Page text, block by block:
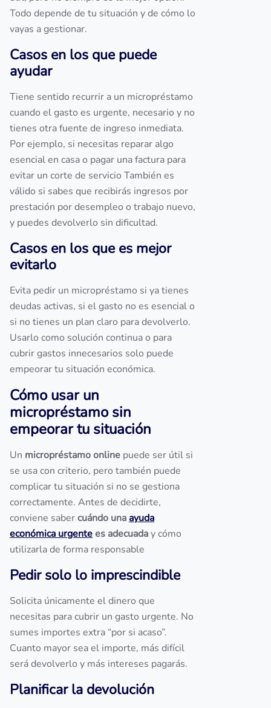
Todo depende de tu situación y de cómo lo
vayas a gestionar.
Casos en los que puede
ayudar
Tiene sentido recurrir a un micropréstamo
cuando el gasto es urgente, necesario y no
tienes otra fuente de ingreso inmediata.
Por ejemplo, si necesitas reparar algo
esencial en casa o pagar una factura para
evitar un corte de servicio También es
válido si sabes que recibirás ingresos por
prestación por desempleo o trabajo nuevo,
y puedes devolverlo sin dificultad.
Casos en los que es mejor
evitarlo
Evita pedir un micropréstamo si ya tienes
deudas activas, si el gasto no es esencial o
si no tienes un plan claro para devolverlo.
Usarlo como solución continua o para
cubrir gastos innecesarios solo puede
empeorar tu situación económica.
Cómo usar un
micropréstamo sin
empeorar tu situación
Un micropréstamo online puede ser útil si
se usa con criterio, pero también puede
complicar tu situación si no se gestiona
correctamente. Antes de decidirte,
conviene sabercuándo unaayuda
económica urgentees adecuaday cómo
utilizarla de forma responsable
Pedir solo lo imprescindible
Solicita únicamente el dinero que
necesitas para cubrir un gasto urgente. No
sumes importes extra “por si acaso”.
Cuanto mayor sea el importe, más difícil
será devolverlo y más intereses pagarás.
Planificar la devolución